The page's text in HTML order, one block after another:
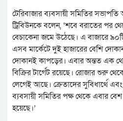
টেরিবাজার ব্যবসায়ী সমিতির সভাপতি
ট্রিবিউনকে বলেন, ‘শবে বরাতের পর
বেচাকেনা জমে উঠেছে। এ বাজারে
এসব মার্কেটে দুই হাজারের বেশি
দোকানই কাপড়ের। এবার অন্তত এক
বিক্রির টার্গেট রয়েছে। রোজার শুরু
লেগেই আছে। ক্রেতাদের সুবিধার্থে এবং
ব্যবসায়ী সমিতির পক্ষ থেকে এবার
হয়েছে।’